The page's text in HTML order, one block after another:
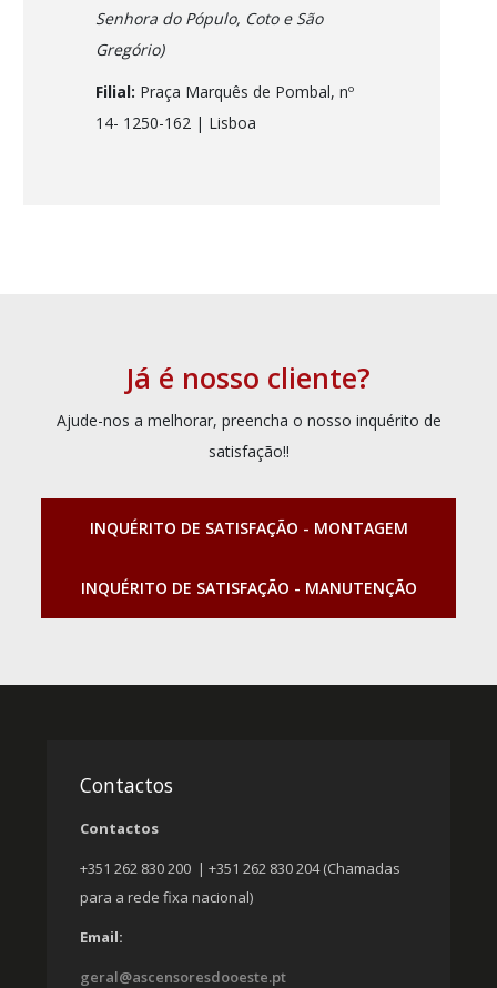
Senhora do Pópulo, Coto e São
Gregório)
Filial: Praça Marquês de Pombal, nº
14- 1250-162 | Lisboa
Já é nosso cliente?
Ajude-nos a melhorar, preencha o nosso inquérito de
satisfação!!
INQUÉRITO DE SATISFAÇÃO - MONTAGEM
INQUÉRITO DE SATISFAÇÃO - MANUTENÇÃO
Contactos
Contactos
+351 262 830 200 | +351 262 830 204 (Chamadas
para a rede fixa nacional)
Email:
geral@ascensoresdooeste.pt